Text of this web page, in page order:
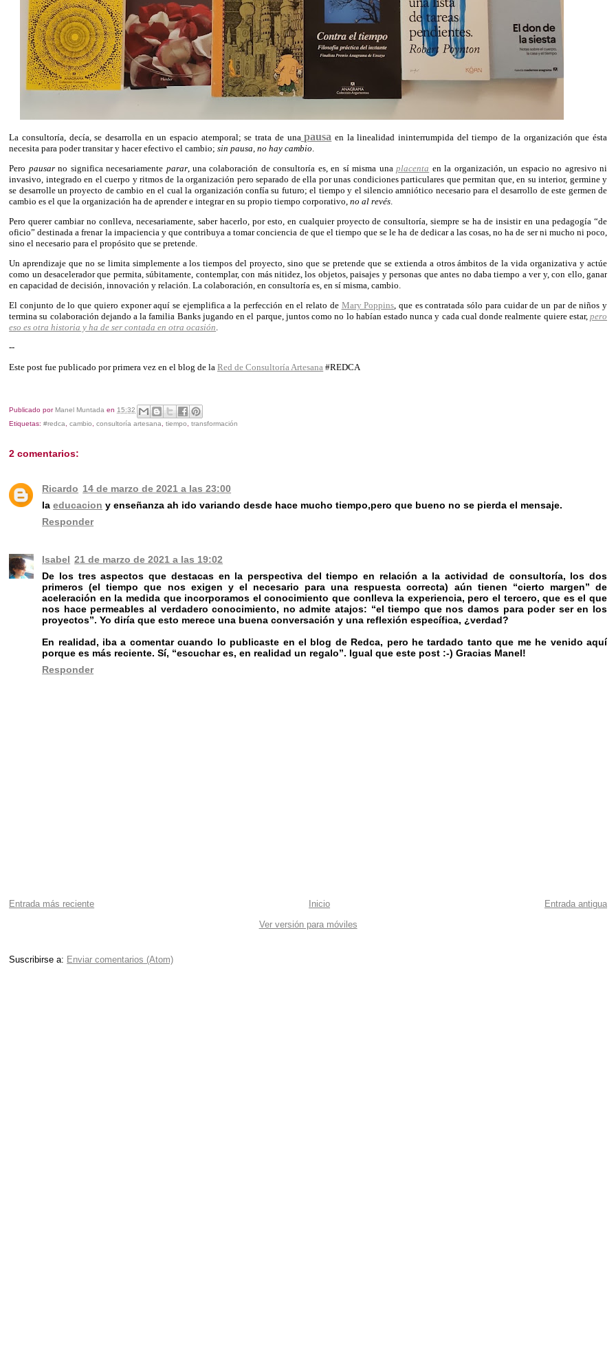
La consultoría, decía, se desarrolla en un espacio atemporal; se trata de una pausa en la linealidad ininterrumpida del tiempo de la organización que ésta
necesita para poder transitar y hacer efectivo el cambio;sin pausa, no hay cambio.
Pero pausarno significa necesariamente parar, una colaboración de consultoría es, en sí misma unaplacenta en la organización, un espacio no agresivo ni
invasivo, integrado en el cuerpo y ritmos de la organización pero separado de ella por unas condiciones particulares que permitan que, en su interior, germine y
se desarrolle un proyecto de cambio en el cual la organización confía su futuro; el tiempo y el silencio amniótico necesario para el desarrollo de este germen de
cambio es el que la organización ha de aprender e integrar en su propio tiempo corporativo,no al revés.
Pero querer cambiar no conlleva, necesariamente, saber hacerlo, por esto, en cualquier proyecto de consultoría, siempre se ha de insistir en una pedagogía “de
oficio” destinada a frenar la impaciencia y que contribuya a tomar conciencia de que el tiempo que se le ha de dedicar a las cosas, no ha de ser ni mucho ni poco,
sino el necesario para el propósito que se pretende.
Un aprendizaje que no se limita simplemente a los tiempos del proyecto, sino que se pretende que se extienda a otros ámbitos de la vida organizativa y actúe
como un desacelerador que permita, súbitamente, contemplar, con más nitidez, los objetos, paisajes y personas que antes no daba tiempo a ver y, con ello, ganar
en capacidad de decisión, innovación y relación. La colaboración, en consultoría es, en sí misma, cambio.
El conjunto de lo que quiero exponer aquí se ejemplifica a la perfección en el relato de Mary Poppins, que es contratada sólo para cuidar de un par de niños y
termina su colaboración dejando a la familia Banks jugando en el parque, juntos como no lo habían estado nunca y cada cual donde realmente quiere estar, pero
eso es otra historia y ha de ser contada en otra ocasión.
--
Este post fue publicado por primera vez en el blog de laRed de Consultoría Artesana #REDCA
Publicado por Manel Muntada en 15:32
Etiquetas:#redca ,cambio ,consultoría artesana ,tiempo ,transformación
2 comentarios:
Ricardo 14 de marzo de 2021 a las 23:00
laeducacion y enseñanza ah ido variando desde hace mucho tiempo,pero que bueno no se pierda el mensaje.
Responder
Isabel 21 de marzo de 2021 a las 19:02
De los tres aspectos que destacas en la perspectiva del tiempo en relación a la actividad de consultoría, los dos
primeros (el tiempo que nos exigen y el necesario para una respuesta correcta) aún tienen “cierto margen” de
aceleración en la medida que incorporamos el conocimiento que conlleva la experiencia, pero el tercero, que es el que
nos hace permeables al verdadero conocimiento, no admite atajos: “el tiempo que nos damos para poder ser en los
proyectos”. Yo diría que esto merece una buena conversación y una reflexión específica, ¿verdad?
En realidad, iba a comentar cuando lo publicaste en el blog de Redca, pero he tardado tanto que me he venido aquí
porque es más reciente. Sí, “escuchar es, en realidad un regalo”. Igual que este post :-) Gracias Manel!
Responder
Entrada más reciente Entrada antigua
Inicio
Ver versión para móviles
Suscribirse a: Enviar comentarios (Atom)